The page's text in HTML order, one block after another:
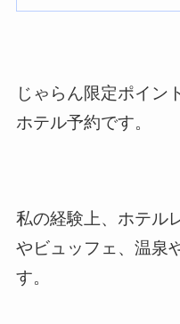
じゃらん限定ポイン
ホテル予約です。
私の経験上、ホテル
やビュッフェ、温泉
す。